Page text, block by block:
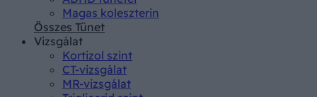
Magas koleszterin
Összes Tünet
Vizsgálat
Kortizol szint
CT-vizsgálat
MR-vizsgálat